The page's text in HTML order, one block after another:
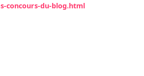
concours-du-blog.html